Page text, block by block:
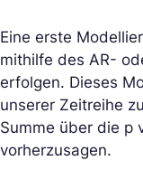
Eine erste
mithilfe des AR-
erfolgen. Dieses
unserer Zeitreihe
Summe über die p
vorherzusagen.